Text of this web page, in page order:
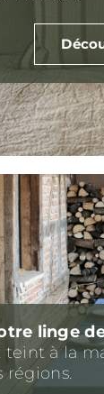
linge
teint à la
régions.